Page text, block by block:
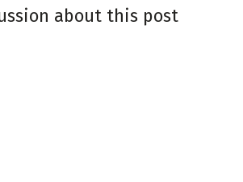
about this post